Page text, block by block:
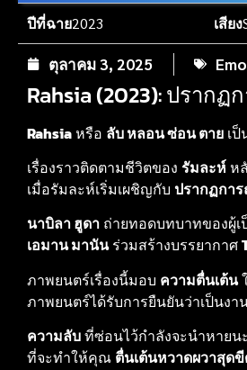
ปีที่ฉาย2023 เสียง
ตุลาคม 3, 2025
Rahsia (2023): ปราก
Rahsiaหรือ ลับ หลอน ซ่อน ตาย เป็
เรื่องราวติดตามชีวิตของ รัมละห์ห
เมื่อรัมละห์เริ่มเผชิญกับ ปรากฏกา
นาบิลา ฮูดา ถ่ายทอดบทบาทของผู้
เอมาน มานันร่วมสร้างบรรยากาศ
ภาพยนตร์เรื่องนี้มอบ ความตื่นเต้น
ภาพยนตร์ได้รับการยืนยันว่าเป็นง
ความลับที่ซ่อนไว้กำลังจะนำหาย
ที่จะทำให้คุณ ตื่นเต้นหวาดผวาสุด